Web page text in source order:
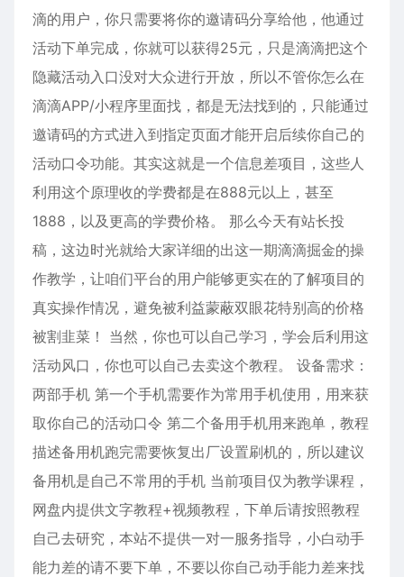
滴的用户，你只需要将你的邀请码分享给他，他通过
活动下单完成，你就可以获得25元，只是滴滴把这个
隐藏活动入口没对大众进行开放，所以不管你怎么在
滴滴APP/小程序里面找，都是无法找到的，只能通过
邀请码的方式进入到指定页面才能开启后续你自己的
活动口令功能。其实这就是一个信息差项目，这些人
利用这个原理收的学费都是在888元以上，甚至
1888，以及更高的学费价格。 那么今天有站长投
稿，这边时光就给大家详细的出这一期滴滴掘金的操
作教学，让咱们平台的用户能够更实在的了解项目的
真实操作情况，避免被利益蒙蔽双眼花特别高的价格
被割韭菜！ 当然，你也可以自己学习，学会后利用这
活动风口，你也可以自己去卖这个教程。 设备需求：
两部手机 第一个手机需要作为常用手机使用，用来获
取你自己的活动口令 第二个备用手机用来跑单，教程
描述备用机跑完需要恢复出厂设置刷机的，所以建议
备用机是自己不常用的手机 当前项目仅为教学课程，
网盘内提供文字教程+视频教程，下单后请按照教程
自己去研究，本站不提供一对一服务指导，小白动手
能力差的请不要下单，不要以你自己动手能力差来找